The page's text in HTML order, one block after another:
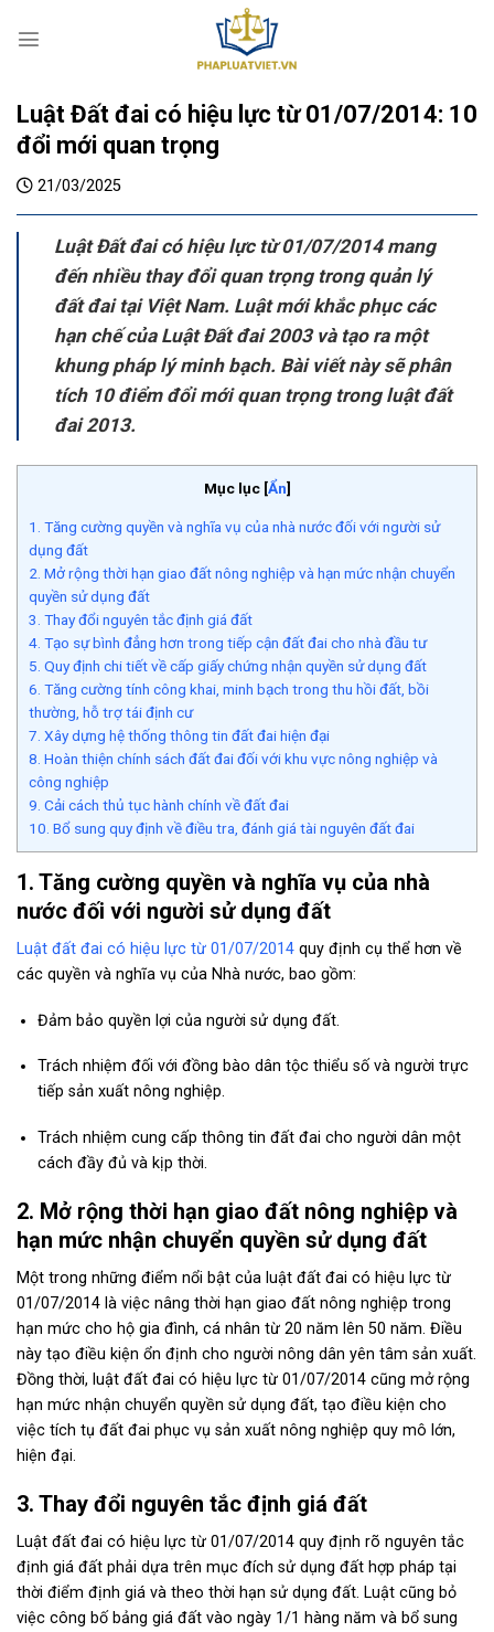
Luật Đất đai có hiệu lực từ 01/07/2014: 10
đổi mới quan trọng
21/03/2025
Luật Đất đai có hiệu lực từ 01/07/2014 mang
đến nhiều thay đổi quan trọng trong quản lý
đất đai tại Việt Nam. Luật mới khắc phục các
hạn chế của Luật Đất đai 2003 và tạo ra một
khung pháp lý minh bạch. Bài viết này sẽ phân
tích 10 điểm đổi mới quan trọng trong luật đất
đai 2013.
Mục lục [Ẩn]
1. Tăng cường quyền và nghĩa vụ của nhà nước đối với người sử
dụng đất
2. Mở rộng thời hạn giao đất nông nghiệp và hạn mức nhận chuyển
quyền sử dụng đất
3. Thay đổi nguyên tắc định giá đất
4. Tạo sự bình đẳng hơn trong tiếp cận đất đai cho nhà đầu tư
5. Quy định chi tiết về cấp giấy chứng nhận quyền sử dụng đất
6. Tăng cường tính công khai, minh bạch trong thu hồi đất, bồi
thường, hỗ trợ tái định cư
7. Xây dựng hệ thống thông tin đất đai hiện đại
8. Hoàn thiện chính sách đất đai đối với khu vực nông nghiệp và
công nghiệp
9. Cải cách thủ tục hành chính về đất đai
10. Bổ sung quy định về điều tra, đánh giá tài nguyên đất đai
1. Tăng cường quyền và nghĩa vụ của nhà
nước đối với người sử dụng đất
Luật đất đai có hiệu lực từ 01/07/2014 quy định cụ thể hơn về
các quyền và nghĩa vụ của Nhà nước, bao gồm:
Đảm bảo quyền lợi của người sử dụng đất.
Trách nhiệm đối với đồng bào dân tộc thiểu số và người trực
tiếp sản xuất nông nghiệp.
Trách nhiệm cung cấp thông tin đất đai cho người dân một
cách đầy đủ và kịp thời.
2. Mở rộng thời hạn giao đất nông nghiệp và
hạn mức nhận chuyển quyền sử dụng đất
Một trong những điểm nổi bật của luật đất đai có hiệu lực từ
01/07/2014 là việc nâng thời hạn giao đất nông nghiệp trong
hạn mức cho hộ gia đình, cá nhân từ 20 năm lên 50 năm. Điều
này tạo điều kiện ổn định cho người nông dân yên tâm sản xuất.
Đồng thời, luật đất đai có hiệu lực từ 01/07/2014 cũng mở rộng
hạn mức nhận chuyển quyền sử dụng đất, tạo điều kiện cho
việc tích tụ đất đai phục vụ sản xuất nông nghiệp quy mô lớn,
hiện đại.
3. Thay đổi nguyên tắc định giá đất
Luật đất đai có hiệu lực từ 01/07/2014 quy định rõ nguyên tắc
định giá đất phải dựa trên mục đích sử dụng đất hợp pháp tại
thời điểm định giá và theo thời hạn sử dụng đất. Luật cũng bỏ
việc công bố bảng giá đất vào ngày 1/1 hàng năm và bổ sung